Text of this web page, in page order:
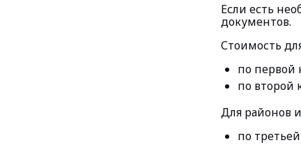
Если есть
документов.
Стоимость
по первой
по второй
Для районов
по